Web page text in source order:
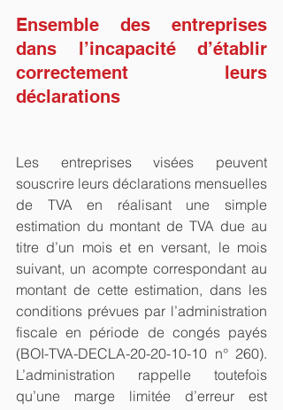
Ensemble des entreprises
dans l’incapacité d’établir
correctement leurs
déclarations
Les entreprises visées peuvent
souscrire leurs déclarations mensuelles
de TVA en réalisant une simple
estimation du montant de TVA due au
titre d’un mois et en versant, le mois
suivant, un acompte correspondant au
montant de cette estimation, dans les
conditions prévues par l’administration
fiscale en période de congés payés
(BOI-TVA-DECLA-20-20-10-10 n° 260).
L’administration rappelle toutefois
qu’une marge limitée d’erreur est